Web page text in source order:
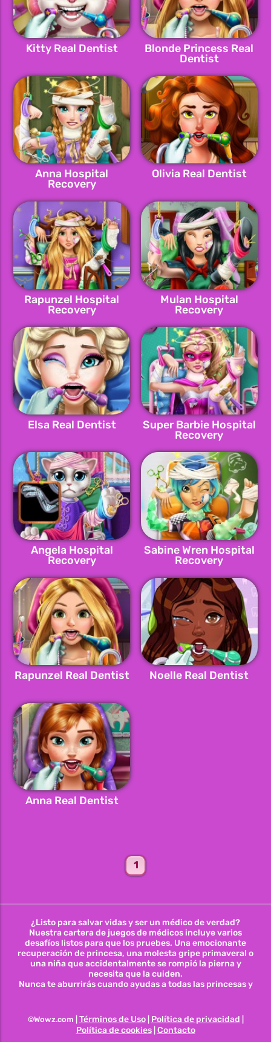
Kitty Real Dentist
Blonde Princess Real
Dentist
Anna Hospital
Recovery
Olivia Real Dentist
Rapunzel Hospital
Recovery
Mulan Hospital
Recovery
Elsa Real Dentist
Super Barbie Hospital
Recovery
Angela Hospital
Recovery
Sabine Wren Hospital
Recovery
Rapunzel Real Dentist Noelle Real Dentist
Anna Real Dentist
1
¿Listo para salvar vidas y ser un médico de verdad?
Nuestra cartera de juegos de médicos incluye varios
desafíos listos para que los pruebes. Una emocionante
recuperación de princesa, una molesta gripe primaveral o
una niña que accidentalmente se rompió la pierna y
necesita que la cuiden.
Nunca te aburrirás cuando ayudas a todas las princesas y
©Wowz.com | Términos de Uso| Política de privacidad
Política de cookies| Contacto